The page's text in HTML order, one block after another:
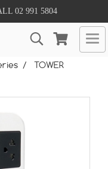
02 991 5804
TOWER